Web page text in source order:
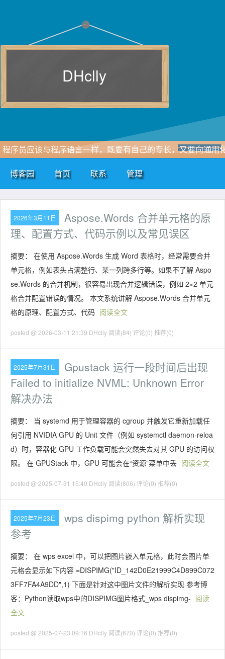
DHclly
程序员应该与程序语言一样，既要有自己的专长，又要向通用
博客园
首页 联系 管理
2026年3月11日
Aspose.Words 合并单元格的原
理、配置方式、代码示例以及常见误区
摘要： 在使用 Aspose.Words 生成 Word 表格时，经常需要合并
单元格，例如表头占满整行、某一列跨多行等。如果不了解 Aspo
se.Words 的合并机制，很容易出现合并逻辑错误，例如 2×2 单元
格合并配置错误的情况。 本文系统讲解 Aspose.Words 合并单元
格的原理、配置方式、代码 阅读全文
posted @ 2026-03-11 21:39 DHclly 阅读(84) 评论(0) 推荐(0)
2025年7月31日
Gpustack 运行一段时间后出现
Failed to initialize NVML: Unknown Error
解决办法
摘要： 当 systemd 用于管理容器的 cgroup 并触发它重新加载任
何引用 NVIDIA GPU 的 Unit 文件（例如 systemctl daemon-reloa
d）时，容器化 GPU 工作负载可能会突然失去对其 GPU 的访问权
限。 在 GPUStack 中，GPU 可能会在“资源”菜单中丢 阅读全文
posted @ 2025-07-31 15:40 DHclly 阅读(806) 评论(0) 推荐(0)
2025年7月23日
wps dispimg python 解析实现
参考
摘要： 在 wps excel 中，可以把图片嵌入单元格，此时会图片单
元格会显示如下内容 =DISPIMG("ID_142D0E21999C4D899C072
3FF7FA4A9DD",1) 下面是针对这中图片文件的解析实现 参考博
客：Python读取wps中的DISPIMG图片格式_wps dispimg- 阅读
全文
posted @ 2025-07-23 09:16 DHclly 阅读(670) 评论(0) 推荐(0)